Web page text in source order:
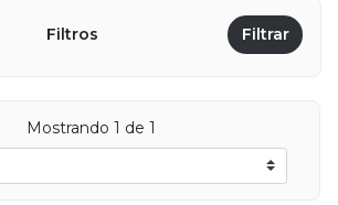
Filtros Filtrar
Mostrando 1 de 1